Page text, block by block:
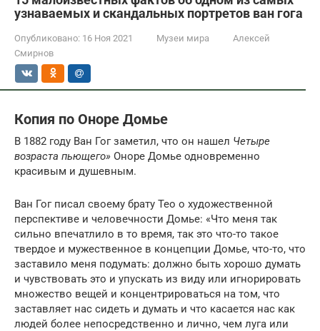
узнаваемых и скандальных портретов ван гога
Опубликовано: 16 Ноя 2021 Музеи мира
Алексей
Смирнов
Копия по Оноре Домье
В 1882 году Ван Гог заметил, что он нашел Четыре
возраста пьющего» Оноре Домье одновременно
красивым и душевным.
Ван Гог писал своему брату Тео о художественной
перспективе и человечности Домье: «Что меня так
сильно впечатлило в то время, так это что-то такое
твердое и мужественное в концепции Домье, что-то, что
заставило меня подумать: должно быть хорошо думать
и чувствовать это и упускать из виду или игнорировать
множество вещей и концентрироваться на том, что
заставляет нас сидеть и думать и что касается нас как
людей более непосредственно и лично, чем луга или